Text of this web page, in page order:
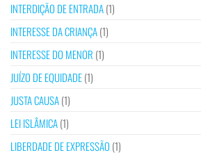
INTERDIÇÃO DE ENTRADA(1)
INTERESSE DA CRIANÇA(1)
INTERESSE DO MENOR (1)
JUÍZO DE EQUIDADE(1)
JUSTA CAUSA(1)
LEI ISLÂMICA(1)
LIBERDADE DE EXPRESSÃO (1)